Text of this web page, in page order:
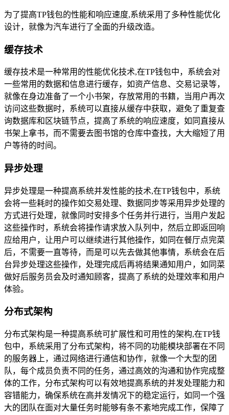
为了提高TP钱包的性能和响应速度,系统采用了多种性能优化
设计，就像为汽车进行了全面的升级改造。
缓存技术
缓存技术是一种常用的性能优化技术,在TP钱包中，系统会对
一些常用的数据和信息进行缓存，如资产信息、交易记录等，
就像在身边准备了一个小书架，存放常用的书籍，当用户再次
访问这些数据时，系统可以直接从缓存中获取，避免了重复查
询数据库和区块链节点，提高了系统的响应速度，如同直接从
书架上拿书，而不需要去图书馆的仓库中查找，大大缩短了用
户等待的时间。
异步处理
异步处理是一种提高系统并发性能的技术,在TP钱包中，系统
会将一些耗时的操作如交易处理、数据同步等采用异步处理的
方式进行处理，就像同时安排多个任务并行进行，当用户发起
这些操作时，系统会将操作请求放入队列中，然后立即返回响
应给用户，让用户可以继续进行其他操作，如同在餐厅点完菜
后，不需要一直等待，而是可以先去做其他事情，系统会在后
台异步处理这些操作，处理完成后再将结果通知用户，如同菜
做好后服务员会及时通知顾客，提高了系统的处理效率和用户
体验。
分布式架构
分布式架构是一种提高系统可扩展性和可用性的架构,在TP钱
包中，系统采用了分布式架构，将不同的功能模块部署在不同
的服务器上，通过网络进行通信和协作，就像一个大型的团
队，每个成员负责不同的任务，通过高效的沟通和协作完成整
体的工作，分布式架构可以有效地提高系统的并发处理能力和
容错能力，确保系统在高并发情况下的稳定运行，如同一个强
大的团队在面对大量任务时能够有条不紊地完成工作，保障了